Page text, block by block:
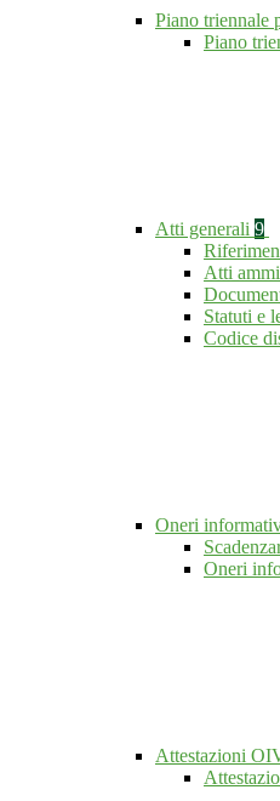
Piano triennale
Piano
Atti generali 9
Atti
Statuti e
Codice
Oneri
Oneri
Attestazioni